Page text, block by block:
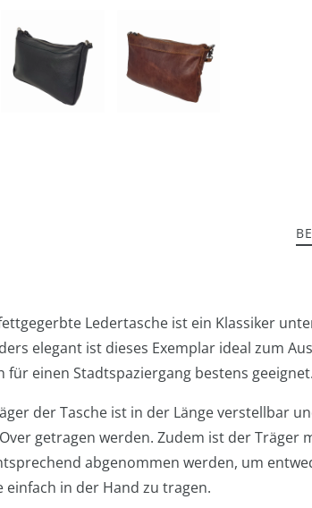
Ledertasche ist ein Klassiker
elegant ist dieses Exemplar ideal zum
für einen Stadtspaziergang bestens geeignet.
der Tasche ist in der Länge verstellbar
getragen werden. Zudem ist der
abgenommen werden, um
einfach in der Hand zu tragen.